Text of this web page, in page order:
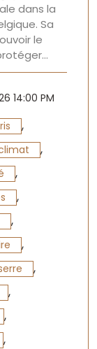
dans la
Sa
le
14:00 PM
,
,
,
,
,
,
,
,
,
,